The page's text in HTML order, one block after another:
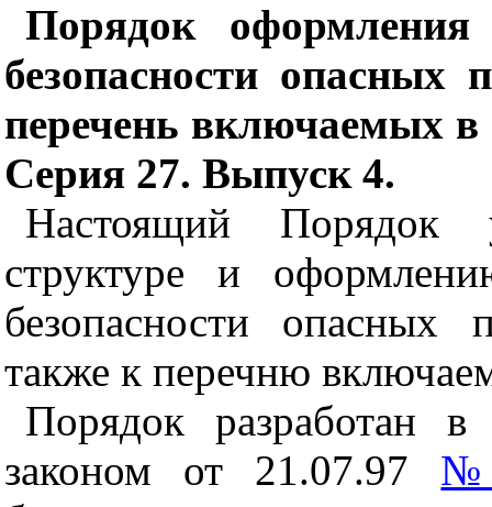
Порядок
безопасности опасных
перечень включаемых в
Серия 27. Выпуск 4.
Настоящий Порядок
структуре и
безопасности опасных
также к перечню
Порядок разработан
законом от 21.07.97 №